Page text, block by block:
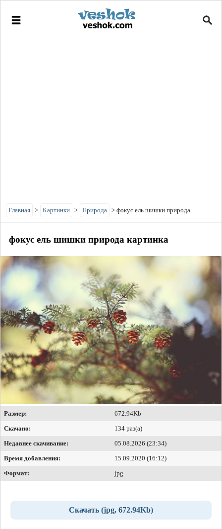
Главная > Картинки > Природа > фокус ель шишки природа
фокус ель шишки природа картинка
Размер:
672.94Kb
Скачано:
134 раз(а)
Недавнее скачивание:
05.08.2026 (23:34)
Время добавления:
15.09.2020 (16:12)
Формат:
jpg
Скачать (jpg, 672.94Kb)